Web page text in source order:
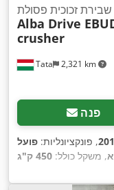
Tata 2,321 km
זכוכית פסולת
Alba Drive
crusher
פנה
, פונקציונליות: פועל
, משקל כולל: 450 ק"ג